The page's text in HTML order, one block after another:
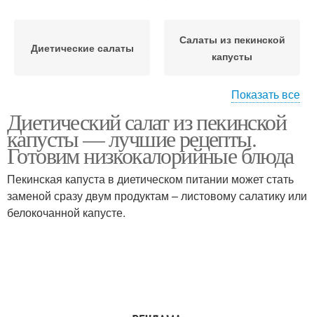
Диетические салаты
Салаты из пекинской
капусты
Салат с фенхелем Салат из курицы
Салат с крабовыми
палочками
Низкокалорийные
Показать все
Диетический салат из пекинской
капусты — лучшие рецепты.
Готовим низкокалорийные блюда
Пекинская капуста в диетическом питании может стать
заменой сразу двум продуктам – листовому салатику или
белокочанной капусте.